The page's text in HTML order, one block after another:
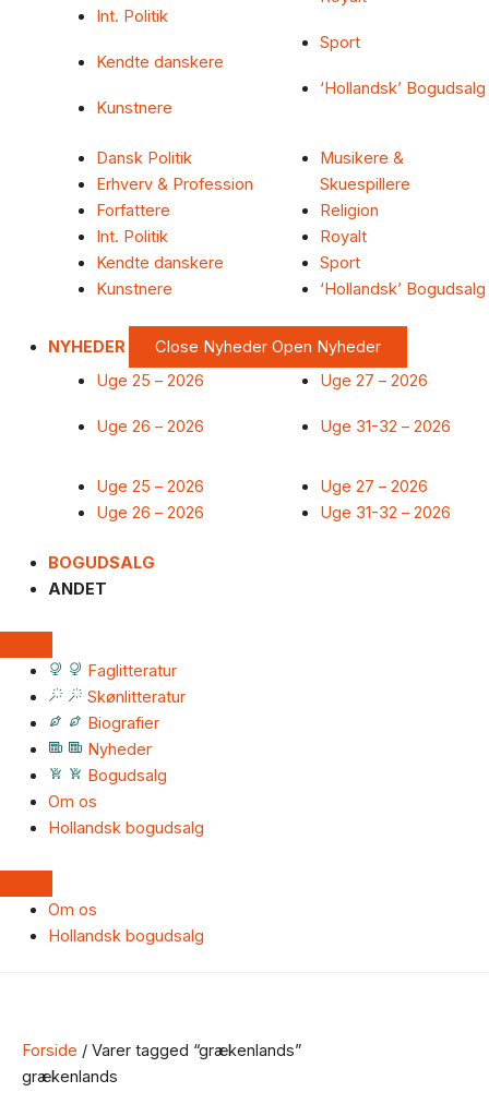
Int. Politik
Kendte danskere
Kunstnere
Sport
‘Hollandsk’ Bogudsalg
Dansk Politik
Erhverv & Profession
Forfattere
Int. Politik
Kendte danskere
Kunstnere
Musikere &
Skuespillere
Religion
Royalt
Sport
‘Hollandsk’ Bogudsalg
NYHEDER Close Nyheder Open Nyheder
Uge 25 – 2026
Uge 26 – 2026
Uge 27 – 2026
Uge 31-32 – 2026
Uge 25 – 2026
Uge 26 – 2026
Uge 27 – 2026
Uge 31-32 – 2026
BOGUDSALG
ANDET
Faglitteratur
Skønlitteratur
Biografier
Nyheder
Bogudsalg
Om os
Hollandsk bogudsalg
Om os
Hollandsk bogudsalg
Forside / Varer tagged “grækenlands”
grækenlands